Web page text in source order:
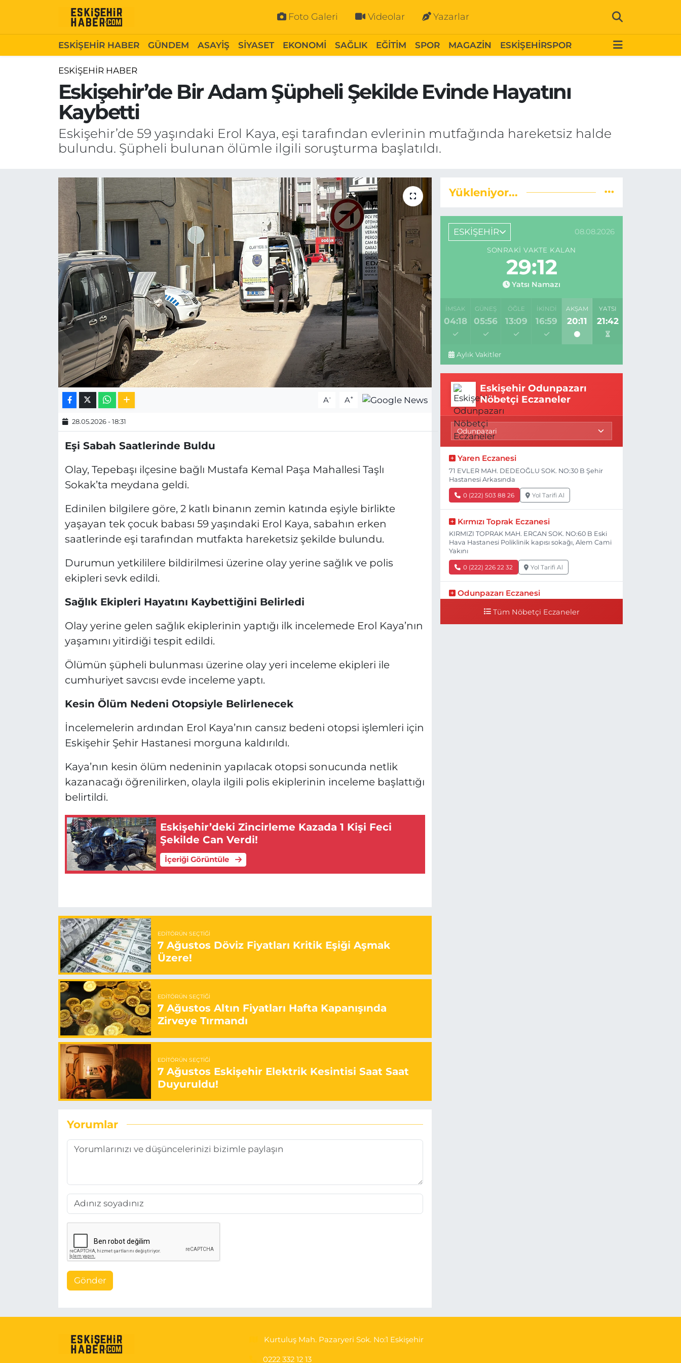
Foto Galeri Videolar Yazarlar
ESKİŞEHİR HABER GÜNDEM ASAYİŞ SİYASET EKONOMİ SAĞLIK EĞİTİM SPOR MAGAZİN ESKİŞEHİRSPOR
ESKİŞEHİR HABER
Eskişehir’de Bir Adam Şüpheli Şekilde Evinde Hayatını
Kaybetti
Eskişehir’de 59 yaşındaki Erol Kaya, eşi tarafından evlerinin mutfağında hareketsiz halde
bulundu. Şüpheli bulunan ölümle ilgili soruşturma başlatıldı.
A- A+
28.05.2026 - 18:31
Eşi Sabah Saatlerinde Buldu
Olay, Tepebaşı ilçesine bağlı Mustafa Kemal Paşa Mahallesi Taşlı
Sokak’ta meydana geldi.
Edinilen bilgilere göre, 2 katlı binanın zemin katında eşiyle birlikte
yaşayan tek çocuk babası 59 yaşındaki Erol Kaya, sabahın erken
saatlerinde eşi tarafından mutfakta hareketsiz şekilde bulundu.
Durumun yetkililere bildirilmesi üzerine olay yerine sağlık ve polis
ekipleri sevk edildi.
Sağlık Ekipleri Hayatını Kaybettiğini Belirledi
Olay yerine gelen sağlık ekiplerinin yaptığı ilk incelemede Erol Kaya’nın
yaşamını yitirdiği tespit edildi.
Ölümün şüpheli bulunması üzerine olay yeri inceleme ekipleri ile
cumhuriyet savcısı evde inceleme yaptı.
Kesin Ölüm Nedeni Otopsiyle Belirlenecek
İncelemelerin ardından Erol Kaya’nın cansız bedeni otopsi işlemleri için
Eskişehir Şehir Hastanesi morguna kaldırıldı.
Kaya’nın kesin ölüm nedeninin yapılacak otopsi sonucunda netlik
kazanacağı öğrenilirken, olayla ilgili polis ekiplerinin inceleme başlattığı
belirtildi.
Eskişehir’deki Zincirleme Kazada 1 Kişi Feci
Şekilde Can Verdi!
İçeriği Görüntüle
EDITÖRÜN SEÇTIĞI
7 Ağustos Döviz Fiyatları Kritik Eşiği Aşmak
Üzere!
EDITÖRÜN SEÇTIĞI
7 Ağustos Altın Fiyatları Hafta Kapanışında
Zirveye Tırmandı
EDITÖRÜN SEÇTIĞI
7 Ağustos Eskişehir Elektrik Kesintisi Saat Saat
Duyuruldu!
Yorumlar
Gönder
Yükleniyor...
ESKİŞEHİR 08.08.2026
SONRAKI VAKTE KALAN
29:11
Yatsı Namazı
İMSAK
04:18
GÜNEŞ
05:56
ÖĞLE
13:09
İKINDI
16:59
AKŞAM
20:11
YATSI
21:42
Aylık Vakitler
Eskişehir Odunpazarı
Nöbetçi Eczaneler
Yaren Eczanesi
71 EVLER MAH. DEDEOĞLU SOK. NO:30 B Şehir
Hastanesi Arkasında
0 (222) 503 88 26 Yol Tarifi Al
Kırmızı Toprak Eczanesi
KIRMIZI TOPRAK MAH. ERCAN SOK. NO:60 B Eski
Hava Hastanesi Poliklinik kapısı sokağı, Alem Cami
Yakını
0 (222) 226 22 32 Yol Tarifi Al
Odunpazarı Eczanesi
NO:21 E TIP FAKÜLTESİ KARŞISI
Tüm Nöbetçi Eczaneler
Kurtuluş Mah. Pazaryeri Sok. No:1 Eskişehir
0222 332 12 13
ESKİŞEHİR HABER
SİYASET
EKONOMİ
MAGAZİN
ESKİŞEHİRSPOR
Gizlilik Politikası
Hakkımızda
İletişim
Odunpazarı Hava Durumu
Odunpazarı Trafik Yoğunluk Haritası
Süper Lig Puan Durumu ve Fikstür
Tüm Manşetler
Son Dakika Haberleri